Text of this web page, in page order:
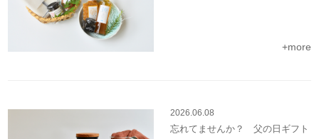
+more
2026.06.08
忘れてませんか？ 父の日ギフト